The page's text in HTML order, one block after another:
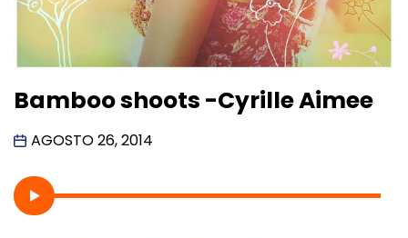
Bamboo shoots -Cyrille Aimee
AGOSTO 26, 2014